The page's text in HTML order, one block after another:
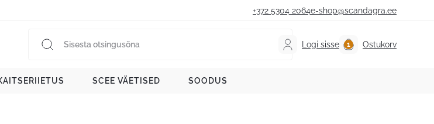
+372 5304 2064e-shop@scandagra.ee
Logi sisse Ostukorv
SCEE VÄETISED SOODUS